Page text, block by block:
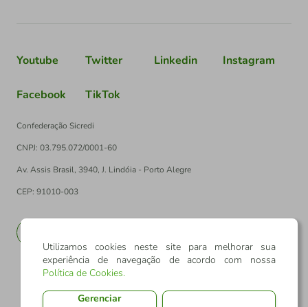
Youtube Twitter Linkedin Instagram
Facebook TikTok
Confederação Sicredi
CNPJ: 03.795.072/0001-60
Av. Assis Brasil, 3940, J. Lindóia - Porto Alegre
CEP: 91010-003
Utilizamos cookies neste site para melhorar sua
experiência de navegação de acordo com nossa
Política de Cookies.
Gerenciar